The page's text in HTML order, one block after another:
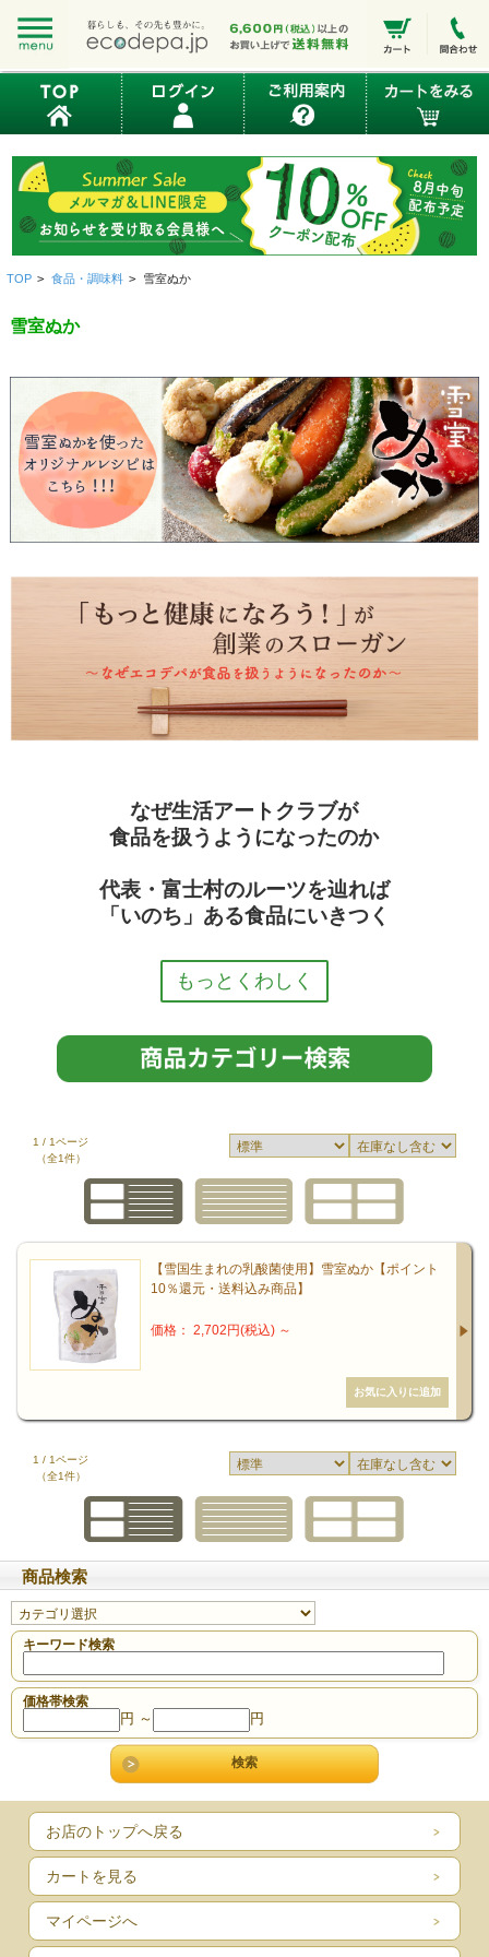
TOP > 食品・調味料 > 雪室ぬか
雪室ぬか
なぜ生活アートクラブが
食品を扱うようになったのか
代表・富士村のルーツを辿れば
「いのち」ある食品にいきつく
生命あふれる食卓へ
との学説を唱えました。私たちはいのちを継続するため
に、いのちをいただく——これが基本。
食の質は極めて重要です。なぜなら「生の質」を高める
ために、食の質は不可欠だからです。
しかしながら、いのちのない食品、原料の出処、製造の
裏側が見えにくい食品が世の中には溢れています。それ
だけ健康の維持・向上が難しくなってきた時代ともいえ
ます。食がからだをつくるという認識や教育をもっと徹
底する必要があると思います。質的に「もっと健康にな
振り返れば、弊社は2002年創業時から「いのちを大切に
する」ため、健康と環境について一生懸命に考えてきま
した。エコロジー雑貨問屋である弊社が創業時に掲げた
スローガンが「もっと健康になろう！」だったのは、環
境問題も健康問題も、どちらも「いのち」に直結するか
らです。
健康とは単に病気でないことをはるかに越えているもの
です。健康の質は自らの心がけでもっとレベルを上げる
ことができます。いのちに近い食物を摂ることととも
に、緑黄色野菜を欠かさず、 腸内環境を意識した伝統的
な発酵食品の摂取、良質な水を廻らせることも必要で
す。
こういった場で公表するのは初めてですが、私の曽祖
1 / 1ページ
（全1件）
【雪国生まれの乳酸菌使用】雪室ぬか【ポイント
10％還元・送料込み商品】
価格： 2,702円(税込) ～
1 / 1ページ
（全1件）
商品検索
キーワード検索
価格帯検索
円 ～ 円
お店のトップへ戻る
カートを見る
マイページへ